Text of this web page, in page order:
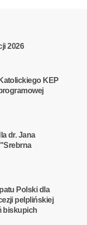
2026
KEP
dr. Jana
"Srebrna
Polski dla
pelplińskiej
biskupich